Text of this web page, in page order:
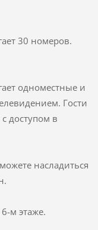
30 номеров.
одноместные и
Гости
доступом в
насладиться
.
6-м этаже.